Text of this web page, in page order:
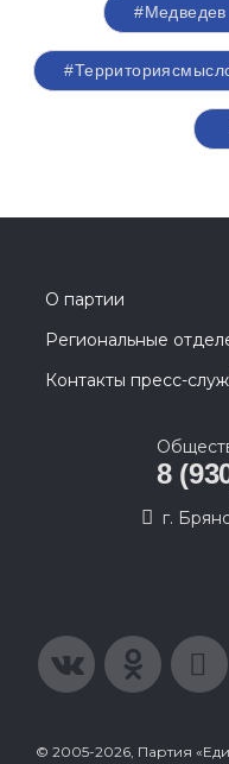
#Медведев
О партии
Региональные
Контакты пресс-
8
г.
© 2005-2026, Партия